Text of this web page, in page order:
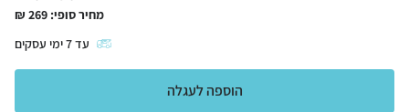
מחיר סופי: 269
₪
עד7ימי עסקים
הוספה לעגלה